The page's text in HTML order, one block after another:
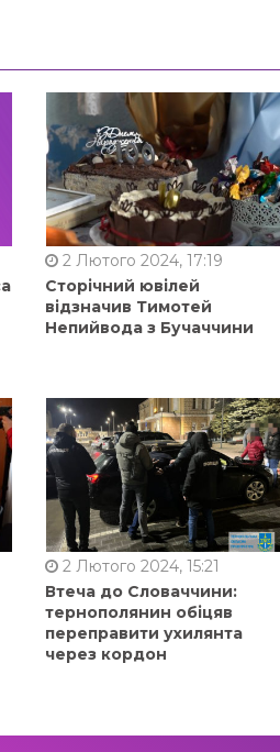
2 Лютого 2024, 17:19
Сторічний ювілей
відзначив Тимотей
Непийвода з Бучаччини
2 Лютого 2024, 15:21
Втеча до Словаччини:
тернополянин обіцяв
переправити ухилянта
через кордон